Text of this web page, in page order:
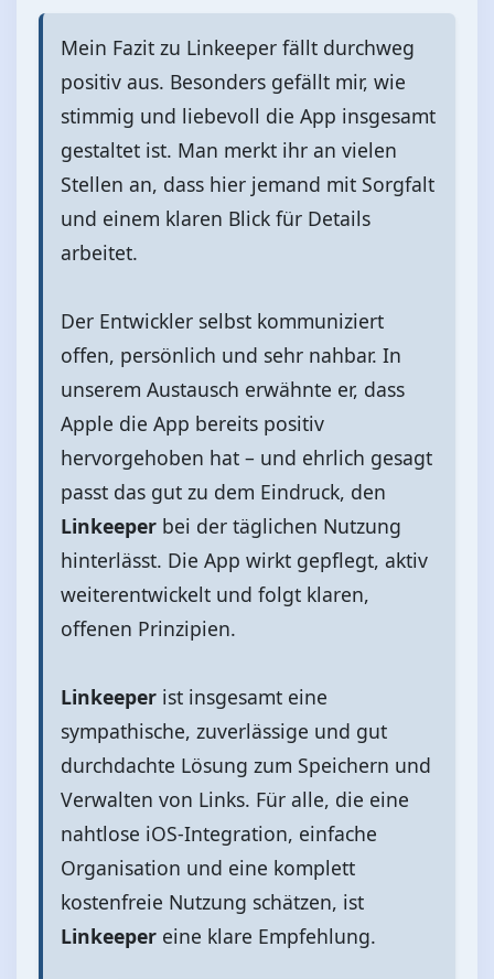
Mein Fazit zu Linkeeper fällt durchweg
positiv aus. Besonders gefällt mir, wie
stimmig und liebevoll die App insgesamt
gestaltet ist. Man merkt ihr an vielen
Stellen an, dass hier jemand mit Sorgfalt
und einem klaren Blick für Details
arbeitet.
Der Entwickler selbst kommuniziert
offen, persönlich und sehr nahbar. In
unserem Austausch erwähnte er, dass
Apple die App bereits positiv
hervorgehoben hat – und ehrlich gesagt
passt das gut zu dem Eindruck, den
Linkeeper bei der täglichen Nutzung
hinterlässt. Die App wirkt gepflegt, aktiv
weiterentwickelt und folgt klaren,
offenen Prinzipien.
Linkeeper ist insgesamt eine
sympathische, zuverlässige und gut
durchdachte Lösung zum Speichern und
Verwalten von Links. Für alle, die eine
nahtlose iOS‑Integration, einfache
Organisation und eine komplett
kostenfreie Nutzung schätzen, ist
Linkeeper eine klare Empfehlung.